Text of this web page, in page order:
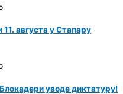
августа у Стапару
уводе диктатуру!